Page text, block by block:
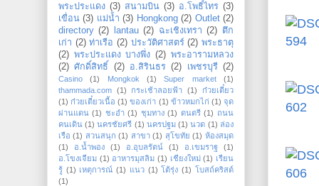
พระประแดง (3) สนามบิน (3) อ.โพธิ์ไทร (3)
เขื่อน (3) แม่น้ำ (3) Hongkong (2) Outlet (2)
directory (2) lantau (2) ฉะเชิงเทรา (2) ตึก
เก่า (2) ท่าเรือ (2) ประวัติศาสตร์ (2) พระธาตุ
(2) พระประแดง บางพึ่ง (2) พระอารามหลวง
(2) ศักดิ์สิทธิ์ (2) อ.สิรินธร (2) เพชรบุรี (2)
Casino (1) Mongkok (1) Super market
(1)
thammada.com (1) กระเช้าลอยฟ้า (1)
ก๋วยเตี๋ยว
(1) ก๋วยเตี๋ยวเนื้อ (1) ของเก่า (1) ข้าวหมกไก่ (1) จุด
ผ่านแดน (1) ชะอำ (1) ชุมทาง (1) ดนตรี (1) ถนน
คนเดิน (1) นครชัยศรี (1) นครปฐม (1) นวด (1) ล่อง
เรือ (1) สวนสนุก (1) สาขา (1) สุโขทัย (1) ห้องสมุด
(1)
อ.น้ำพอง (1) อ.อุบลรัตน์ (1) อ.เขมราฐ
(1)
อ.โขงเจียม (1) อาหารมุสลิม (1) เชียงใหม่ (1) เรียน
รู้ (1) เหตุการณ์ (1) แนว (1) โต้รุ่ง (1) โบสถ์คริสต์
(1)